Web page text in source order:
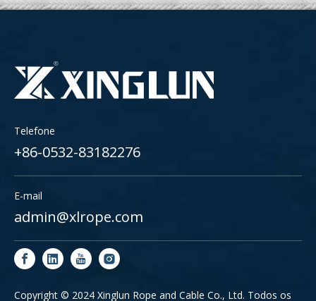
Telefone
+86-0532-83182276
E-mail
admin@xlrope.com
Copyright © 2024 Xinglun Rope and Cable Co., Ltd. Todos os